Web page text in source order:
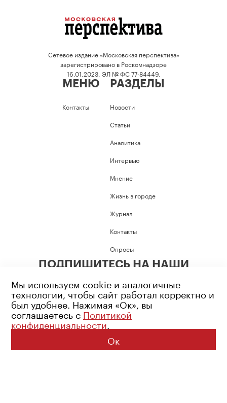
Сетевое издание «Московская перспектива»
зарегистрировано в Роскомнадзоре
16.01.2023, ЭЛ № ФС 77-84449.
МЕНЮ
Контакты
РАЗДЕЛЫ
Новости
Статьи
Аналитика
Интервью
Мнение
Жизнь в городе
Журнал
Контакты
Опросы
ПОДПИШИТЕСЬ НА НАШИ
Возрастное ограничение: 16+
Политика конфиденциальности
© 2026 Все права защищены
Мы используем cookie и аналогичные
технологии, чтобы сайт работал корректно и
был удобнее. Нажимая «Ок», вы
соглашаетесь с Политикой
конфиденциальности.
Ок